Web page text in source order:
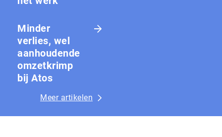
Minder
verlies, wel
aanhoudende
omzetkrimp
bij Atos
Meer artikelen